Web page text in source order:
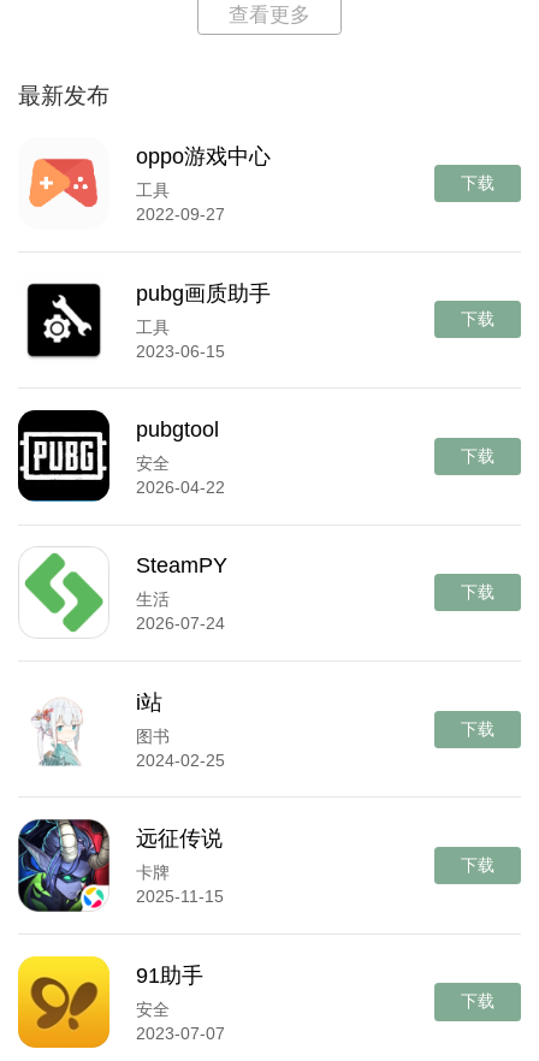
查看更多
最新发布
oppo游戏中心
工具
2022-09-27
下载
pubg画质助手
工具
2023-06-15
下载
pubgtool
安全
2026-04-22
下载
SteamPY
生活
2026-07-24
下载
i站
图书
2024-02-25
下载
远征传说
卡牌
2025-11-15
下载
91助手
安全
2023-07-07
下载